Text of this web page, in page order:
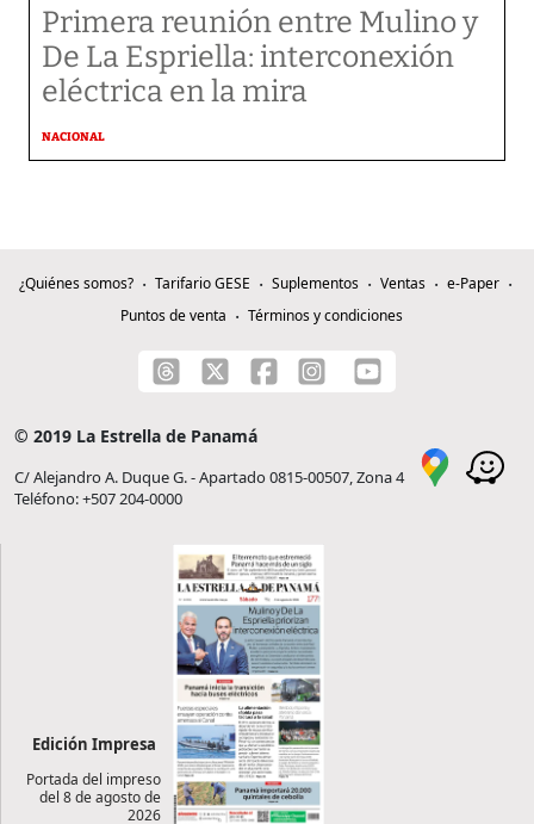
Primera reunión entre Mulino y
De La Espriella: interconexión
eléctrica en la mira
NACIONAL
¿Quiénes somos? Tarifario GESE Suplementos Ventas
e-Paper
Puntos de venta
Términos y condiciones
© 2019 La Estrella de Panamá
C/ Alejandro A. Duque G. - Apartado 0815-00507, Zona 4
Teléfono: +507 204-0000
Edición Impresa
Portada del impreso
del 8 de agosto de
2026